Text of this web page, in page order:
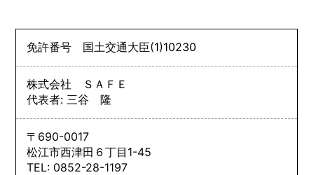
免許番号 国土交通大臣(1)10230
株式会社 ＳＡＦＥ
代表者: 三谷 隆
〒690-0017
松江市西津田６丁目1-45
TEL: 0852-28-1197